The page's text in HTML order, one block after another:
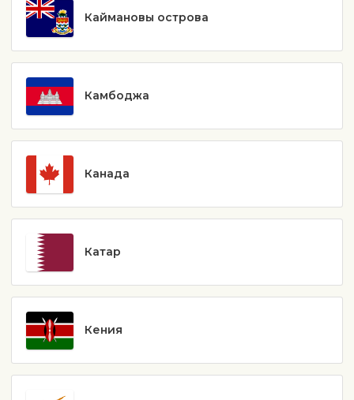
Каймановы острова
Камбоджа
Канада
Катар
Кения